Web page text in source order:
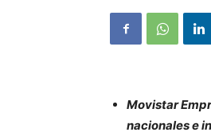
Movistar
nacionales e